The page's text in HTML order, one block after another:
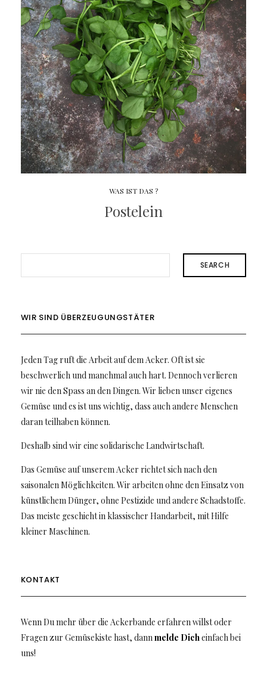
WAS IST DAS ?
Postelein
SEARCH
WIR SIND ÜBERZEUGUNGSTÄTER
Jeden Tag ruft die Arbeit auf dem Acker. Oft ist sie
beschwerlich und manchmal auch hart. Dennoch verlieren
wir nie den Spass an den Dingen. Wir lieben unser eigenes
Gemüse und es ist uns wichtig, dass auch andere Menschen
daran teilhaben können.
Deshalb sind wir eine solidarische Landwirtschaft.
Das Gemüse auf unserem Acker richtet sich nach den
saisonalen Möglichkeiten. Wir arbeiten ohne den Einsatz von
künstlichem Dünger, ohne Pestizide und andere Schadstoffe.
Das meiste geschieht in klassischer Handarbeit, mit Hilfe
kleiner Maschinen.
KONTAKT
Wenn Du mehr über die Ackerbande erfahren willst oder
Fragen zur Gemüsekiste hast, dannmelde Dicheinfach bei
uns!